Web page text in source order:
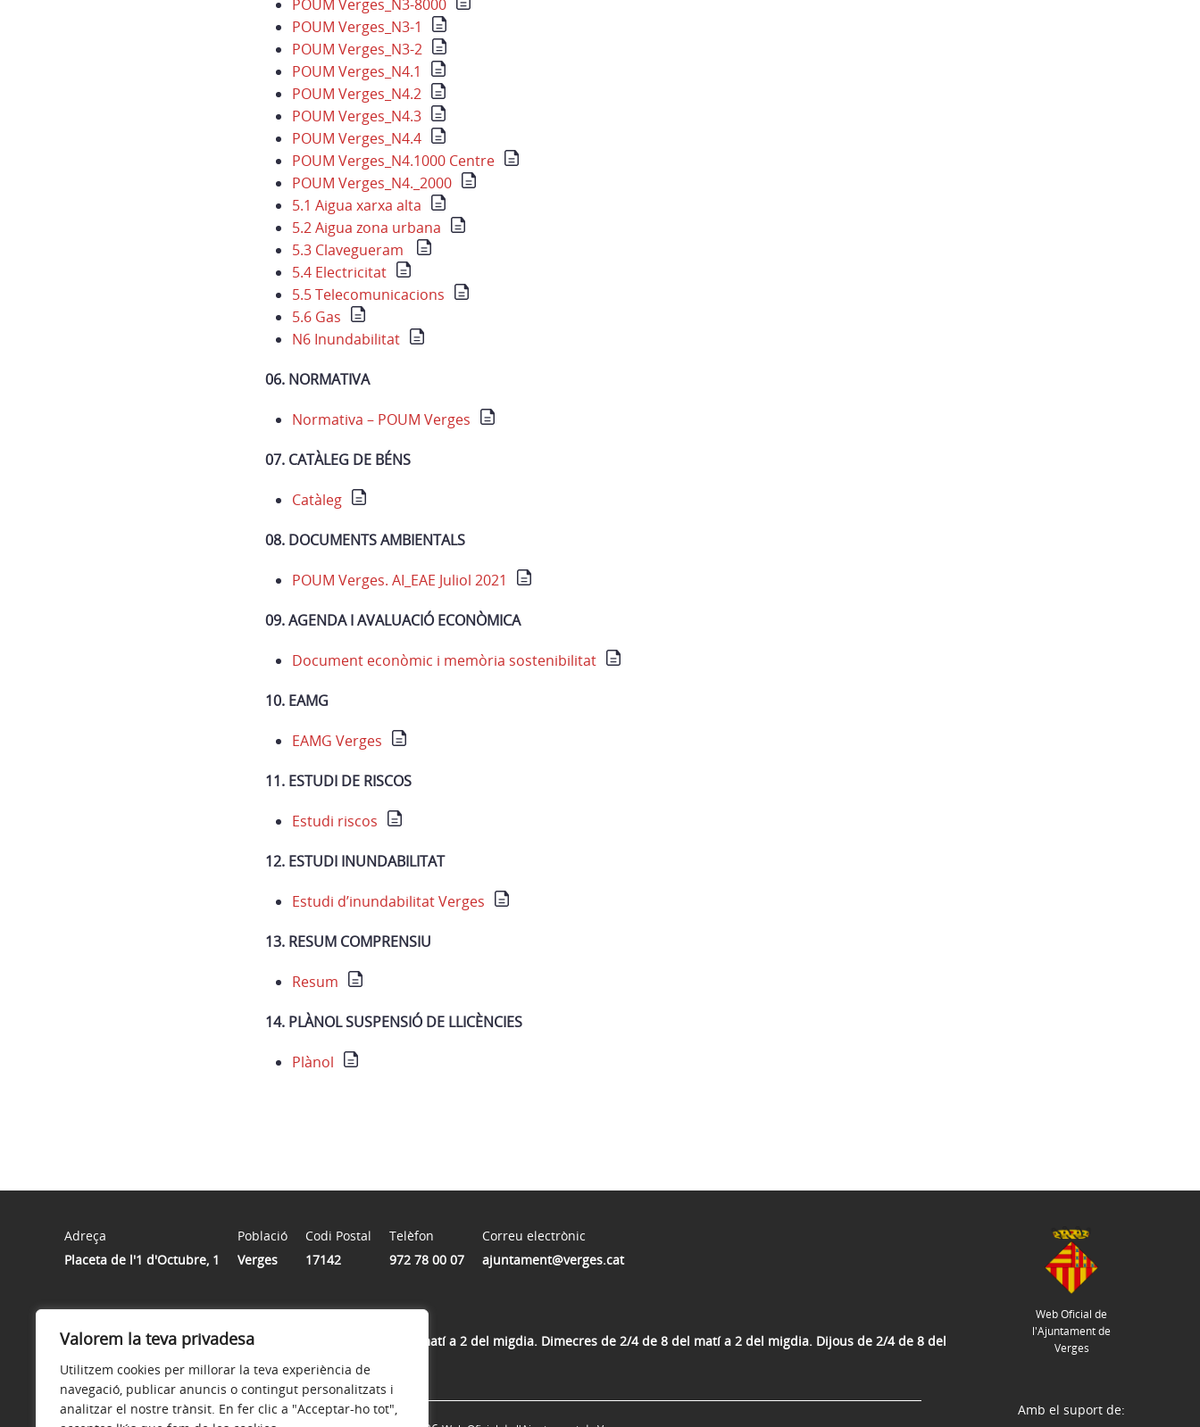
Valorem la teva privadesa
Utilitzem cookies per millorar la teva experiència de
navegació, publicar anuncis o contingut personalitzats i
analitzar el nostre trànsit. En fer clic a "Acceptar-ho tot",
POUM Verges_N3-8000
POUM Verges_N3-1
POUM Verges_N3-2
POUM Verges_N4.1
POUM Verges_N4.2
POUM Verges_N4.3
POUM Verges_N4.4
POUM Verges_N4.1000 Centre
POUM Verges_N4._2000
5.1 Aigua xarxa alta
5.2 Aigua zona urbana
5.3 Clavegueram
5.4 Electricitat
5.5 Telecomunicacions
5.6 Gas
N6 Inundabilitat
06. NORMATIVA
Normativa – POUM Verges
07. CATÀLEG DE BÉNS
Catàleg
08. DOCUMENTS AMBIENTALS
POUM Verges. AI_EAE Juliol 2021
09. AGENDA I AVALUACIÓ ECONÒMICA
Document econòmic i memòria sostenibilitat
10. EAMG
EAMG Verges
11. ESTUDI DE RISCOS
Estudi riscos
12. ESTUDI INUNDABILITAT
Estudi d’inundabilitat Verges
13. RESUM COMPRENSIU
Resum
14. PLÀNOL SUSPENSIÓ DE LLICÈNCIES
Plànol
Adreça
Placeta de l'1 d'Octubre, 1
Població
Verges
Codi Postal
17142
Telèfon
972 78 00 07
Correu electrònic
ajuntament@verges.cat
Dilluns de 2/4 de 8 del matí a 11 del matí. Dimarts d’11 del matí a 2 del migdia. Dimecres de 2/4 de 8 del matí a 2 del migdia. Dijous de 2/4 de 8 del
matí a 11 del matí. Divendres d’11 del matí a 2 del migdia
Web Oficial de
l'Ajuntament de
Verges
Amb el suport de: